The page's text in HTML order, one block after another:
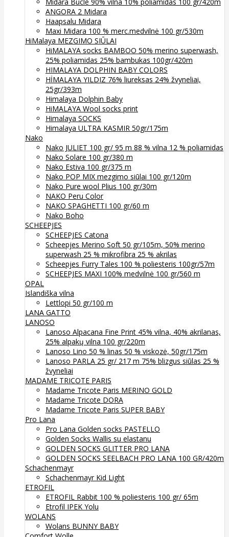
ANGORA 2 Midara
Haapsalu Midara
Maxi Midara 100 % merc.medvilnė 100 gr/530m
HiMalaya MEZGIMO SIŪLAI
HiMALAYA socks BAMBOO 50% merino superwash,
25% poliamidas 25% bambukas 100gr/420m
HIMALAYA DOLPHIN BABY COLORS
HİMALAYA YILDIZ 76% liureksas 24% žvyneliai,
25gr/393m
Himalaya Dolphin Baby
HiMALAYA Wool socks print
Himalaya SOCKS
Himalaya ULTRA KASMIR 50gr/175m
Nako
Nako JULIET 100 gr/ 95 m 88 % vilna 12 % poliamidas
Nako Solare 100 gr/380 m
Nako Estiva 100 gr/375 m
Nako POP MIX mezgimo siūlai 100 gr/120m
Nako Pure wool Plius 100 gr/30m
NAKO Peru Color
NAKO SPAGHETTI 100 gr/60 m
Nako Boho
SCHEEPJES
SCHEEPJES Catona
Scheepjes Merino Soft 50 gr/105m, 50% merino
superwash 25 % mikrofibra 25 % akrilas
Scheepjes Furry Tales 100 % poliesteris 100gr/57m
SCHEEPJES MAXI 100% medvilnė 100 gr/560 m
OPAL
Islandiška vilna
Lettlopi 50 gr/100 m
LANA GATTO
LANOSO
Lanoso Alpacana Fine Print 45% vilna, 40% akrilanas,
25% alpakų vilna 100 gr/220m
Lanoso Lino 50 % linas 50 % viskozė, 50gr/175m
Lanoso PARLA 25 gr/ 217 m 75% blizgus siūlas 25 %
žvyneliai
MADAME TRICOTE PARIS
Madame Tricote Paris MERINO GOLD
Madame Tricote DORA
Madame Tricote Paris SUPER BABY
Pro Lana
Pro Lana Golden socks PASTELLO
Golden Socks Wallis su elastanu
GOLDEN SOCKS GLITTER PRO LANA
GOLDEN SOCKS SEELBACH PRO LANA 100 GR/420m
Schachenmayr
Schachenmayr Kid Light
ETROFIL
ETROFIL Rabbit 100 % poliesteris 100 gr/ 65m
Etrofil IPEK Yolu
WOLANS
Wolans BUNNY BABY